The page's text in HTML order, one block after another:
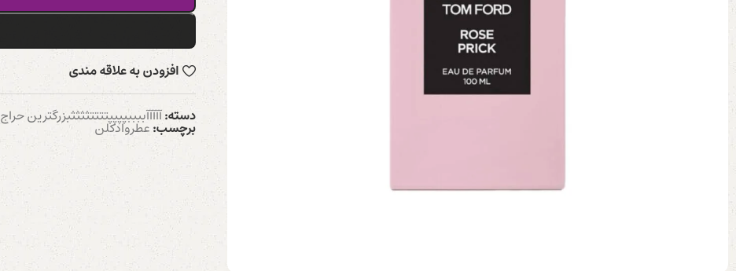
افزودن به علاقه مندی
دسته:آآآآآببببپپپپتتتتثثثثبزرگترین حراج K-BEAUTY در ایران
برچسب: عطروادکلن